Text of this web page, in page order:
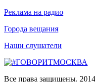
Реклама на радио
Города вещания
Наши слушатели
Все права защищены.